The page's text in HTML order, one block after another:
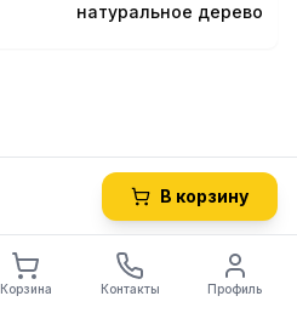
натуральное дерево
В корзину
Корзина Контакты Профиль